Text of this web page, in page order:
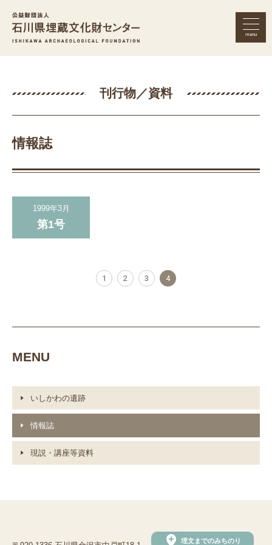
menu
刊行物／資料
情報誌
1999年3月
第1号
1 2 3 4
MENU
いしかわの遺跡
情報誌
現説・講座等資料
add_location 埋文までのみちのり